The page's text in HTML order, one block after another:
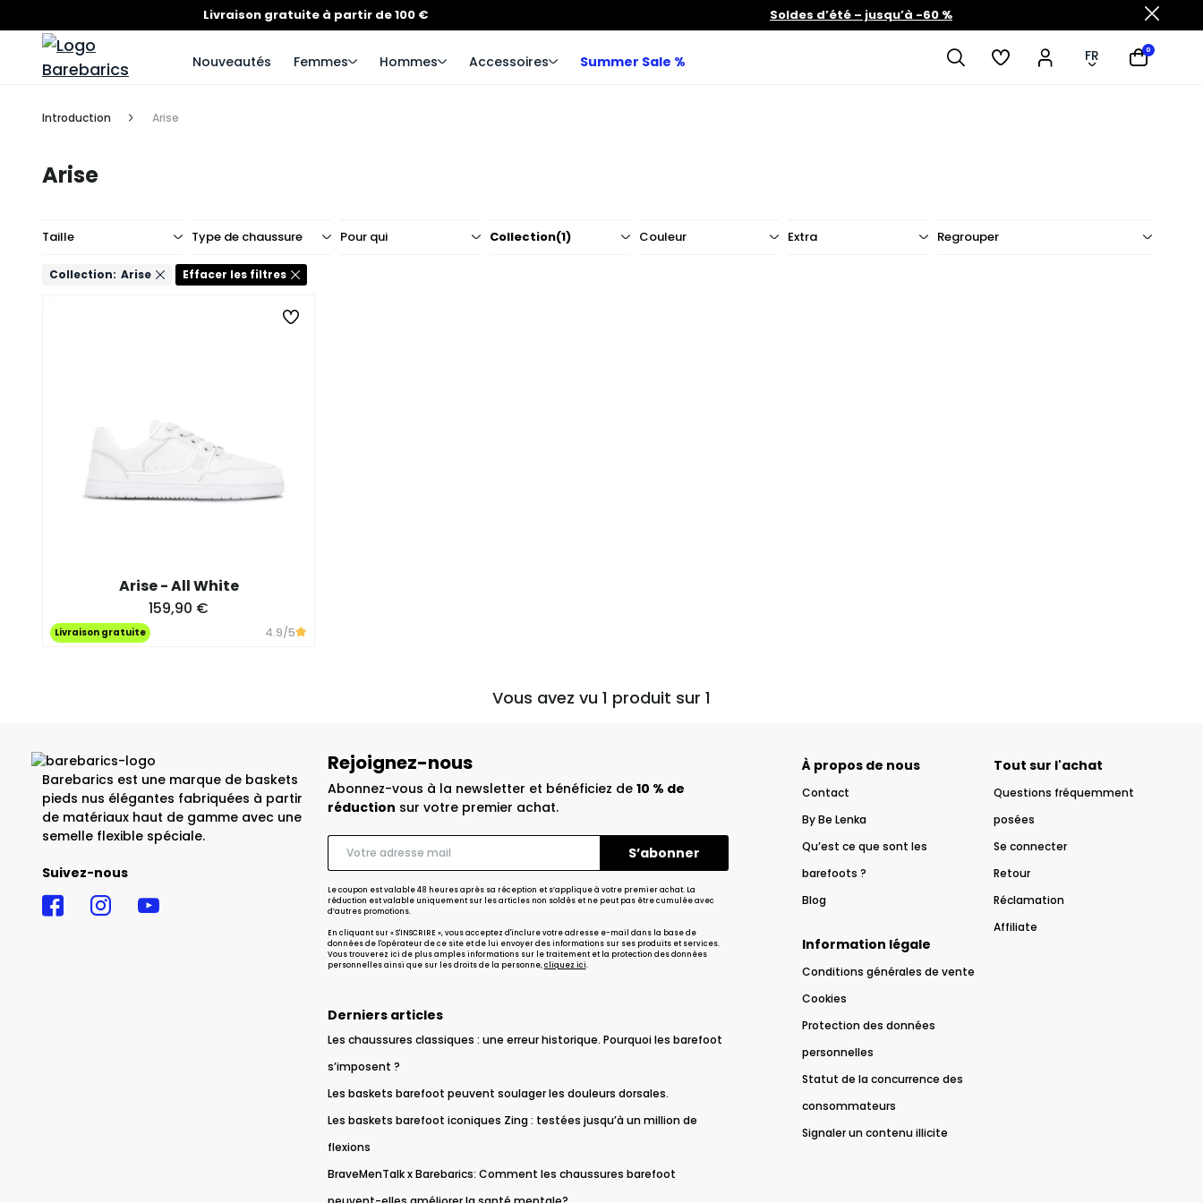
Livraison gratuite à partir de 100 € Soldes d’été – jusqu’à -60 %
Nouveautés Femmes Hommes Accessoires Summer Sale % FR 0
Introduction Arise
Arise
Type de chaussure
Taille Couleur
Pour qui Collection(1) Extra Regrouper
Collection: Arise Effacer les filtres
Arise - All White
159,90 €
Livraison gratuite 4.9/5
Vous avez vu 1 produit sur 1
Barebarics est une marque de baskets
pieds nus élégantes fabriquées à partir
de matériaux haut de gamme avec une
semelle flexible spéciale.
Suivez-nous
Rejoignez-nous
Abonnez-vous à la newsletter et bénéficiez de 10 % de
réduction sur votre premier achat.
Le coupon est valable 48 heures après sa réception et s’applique à votre premier achat. La
réduction est valable uniquement sur les articles non soldés et ne peut pas être cumulée avec
d’autres promotions.
En cliquant sur « S'INSCRIRE », vous acceptez d'inclure votre adresse e-mail dans la base de
données de l'opérateur de ce site et de lui envoyer des informations sur ses produits et services.
Vous trouverez ici de plus amples informations sur le traitement et la protection des données
personnelles ainsi que sur les droits de la personne,cliquez ici.
Derniers articles
Les chaussures classiques : une erreur historique. Pourquoi les barefoot
s’imposent ?
Les baskets barefoot peuvent soulager les douleurs dorsales.
Les baskets barefoot iconiques Zing : testées jusqu’à un million de
flexions
BraveMenTalk x Barebarics: Comment les chaussures barefoot
À propos de nous
Contact
By Be Lenka
Qu’est ce que sont les
barefoots ?
Blog
Tout sur l'achat
Questions fréquemment
posées
Se connecter
Retour
Réclamation
Affiliate
Information légale
Conditions générales de vente
Cookies
Protection des données
personnelles
Statut de la concurrence des
consommateurs
Signaler un contenu illicite